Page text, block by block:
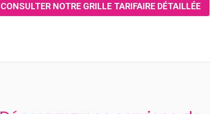
CONSULTER NOTRE GRILLE TARIFAIRE DÉTAILLÉE